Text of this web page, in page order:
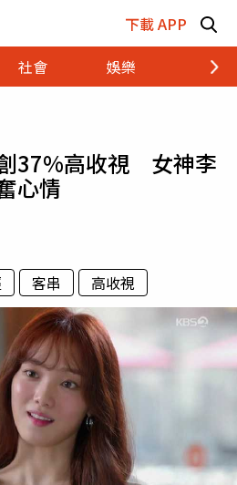
下載 APP
社會 娛樂 財經
37%高收視 女神李
心情
客串 高收視